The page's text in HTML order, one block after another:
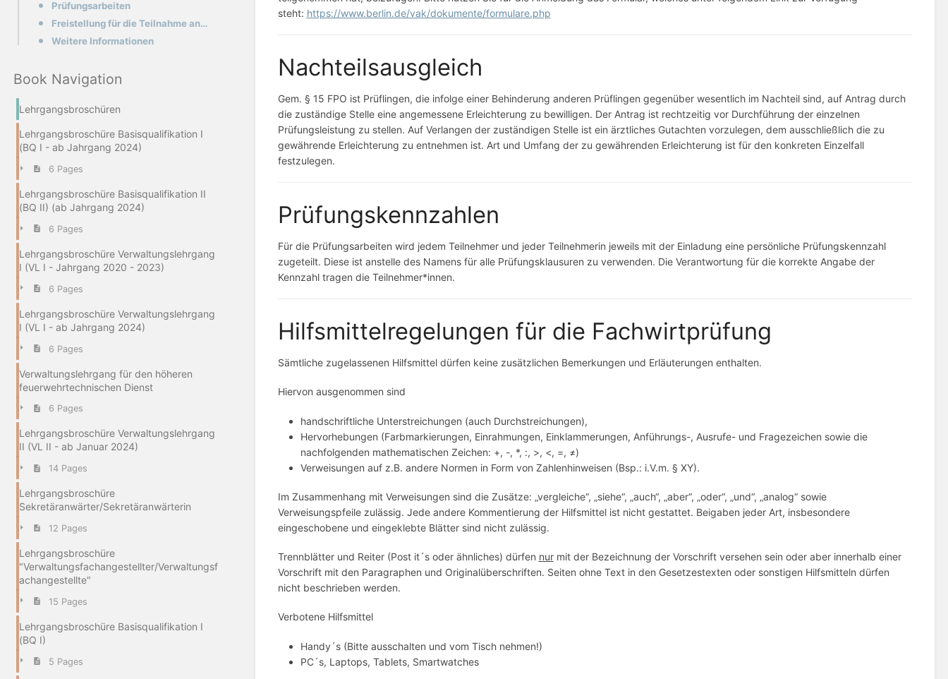
Prüfungsarbeiten
Freistellung für die Teilnahme an der Prüfung
Weitere Informationen
Book Navigation
Lehrgangsbroschüren
Lehrgangsbroschüre Basisqualifikation I
(BQ I - ab Jahrgang 2024)
6 Pages
Lehrgangsbroschüre Basisqualifikation II
(BQ II) (ab Jahrgang 2024)
6 Pages
Lehrgangsbroschüre Verwaltungslehrgang
I (VL I - Jahrgang 2020 - 2023)
6 Pages
Lehrgangsbroschüre Verwaltungslehrgang
I (VL I - ab Jahrgang 2024)
6 Pages
Verwaltungslehrgang für den höheren
feuerwehrtechnischen Dienst
6 Pages
Lehrgangsbroschüre Verwaltungslehrgang
II (VL II - ab Januar 2024)
14 Pages
Lehrgangsbroschüre
Sekretäranwärter/Sekretäranwärterin
12 Pages
Lehrgangsbroschüre
"Verwaltungsfachangestellter/Verwaltungsf
achangestellte"
15 Pages
Lehrgangsbroschüre Basisqualifikation I
(BQ I)
5 Pages
steht: https://www.berlin.de/vak/dokumente/formulare.php
Nachteilsausgleich
Gem. § 15 FPO ist Prüflingen, die infolge einer Behinderung anderen Prüflingen gegenüber wesentlich im Nachteil sind, auf Antrag durch
die zuständige Stelle eine angemessene Erleichterung zu bewilligen. Der Antrag ist rechtzeitig vor Durchführung der einzelnen
Prüfungsleistung zu stellen. Auf Verlangen der zuständigen Stelle ist ein ärztliches Gutachten vorzulegen, dem ausschließlich die zu
gewährende Erleichterung zu entnehmen ist. Art und Umfang der zu gewährenden Erleichterung ist für den konkreten Einzelfall
festzulegen.
Prüfungskennzahlen
Für die Prüfungsarbeiten wird jedem Teilnehmer und jeder Teilnehmerin jeweils mit der Einladung eine persönliche Prüfungskennzahl
zugeteilt. Diese ist anstelle des Namens für alle Prüfungsklausuren zu verwenden. Die Verantwortung für die korrekte Angabe der
Kennzahl tragen die Teilnehmer*innen.
Hilfsmittelregelungen für die Fachwirtprüfung
Sämtliche zugelassenen Hilfsmittel dürfen keine zusätzlichen Bemerkungen und Erläuterungen enthalten.
Hiervon ausgenommen sind
handschriftliche Unterstreichungen (auch Durchstreichungen),
Hervorhebungen (Farbmarkierungen, Einrahmungen, Einklammerungen, Anführungs-, Ausrufe- und Fragezeichen sowie die
nachfolgenden mathematischen Zeichen: +, -, *, :, >, <, =, ≠)
Verweisungen auf z.B. andere Normen in Form von Zahlenhinweisen (Bsp.: i.V.m. § XY).
Im Zusammenhang mit Verweisungen sind die Zusätze: „vergleiche“, „siehe“, „auch“, „aber“, „oder“, „und“, „analog“ sowie
Verweisungspfeile zulässig. Jede andere Kommentierung der Hilfsmittel ist nicht gestattet. Beigaben jeder Art, insbesondere
eingeschobene und eingeklebte Blätter sind nicht zulässig.
Trennblätter und Reiter (Post it´s oder ähnliches) dürfen nurmit der Bezeichnung der Vorschrift versehen sein oder aber innerhalb einer
Vorschrift mit den Paragraphen und Originalüberschriften. Seiten ohne Text in den Gesetzestexten oder sonstigen Hilfsmitteln dürfen
nicht beschrieben werden.
Verbotene Hilfsmittel
Handy´s (Bitte ausschalten und vom Tisch nehmen!)
PC´s, Laptops, Tablets, Smartwatches